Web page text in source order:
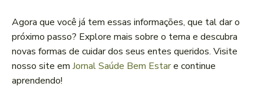
Agora que você já tem essas informações, que tal dar o
próximo passo? Explore mais sobre o tema e descubra
novas formas de cuidar dos seus entes queridos. Visite
nosso site em Jornal Saúde Bem Estare continue
aprendendo!